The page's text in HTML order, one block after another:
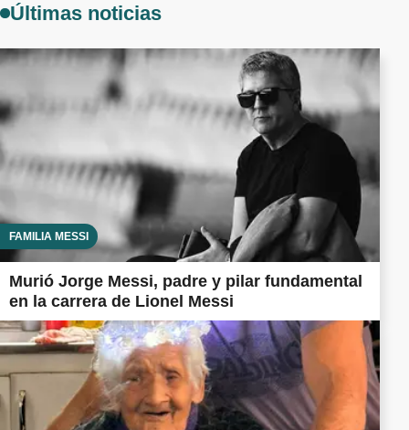
Últimas noticias
FAMILIA MESSI
Murió Jorge Messi, padre y pilar fundamental
en la carrera de Lionel Messi